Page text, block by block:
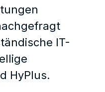
IT-
HyPlus.